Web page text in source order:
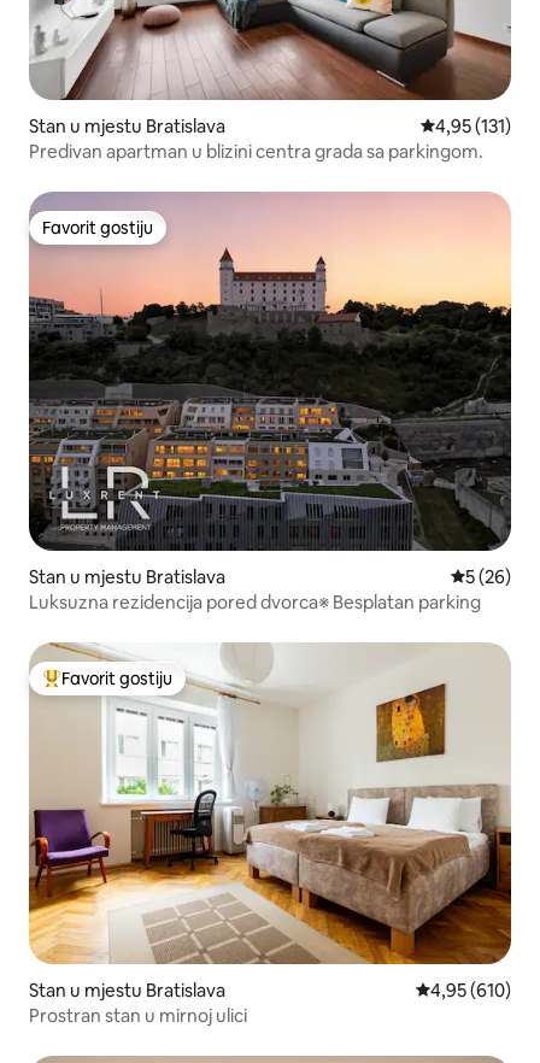
Stan u mjestu Bratislava Prosječna
4,95 (131)
Predivan apartman u blizini centra grada sa parkingom.
Favorit gostiju
Favorit gostiju
Stan u mjestu Bratislava Prosječna
5 (26)
Luksuzna rezidencija pored dvorca※ Besplatan parking
Glavni favorit gostiju
Favorit gostiju
Stan u mjestu Bratislava Prosječna
4,95 (610)
Prostran stan u mirnoj ulici